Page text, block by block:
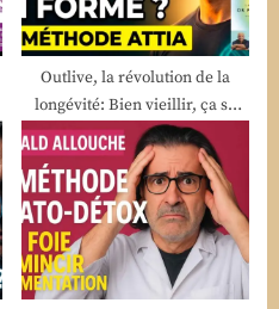
Outlive, la révolution de la
longévité: Bien vieillir, ça se
prépare, de Peter Attia